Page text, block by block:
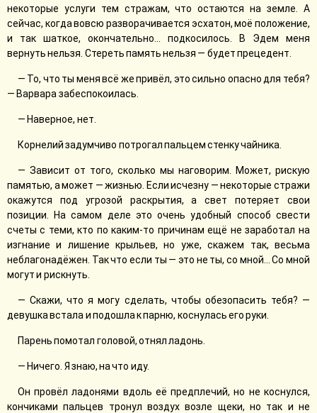
некоторые услуги тем стражам, что остаются на земле. А
сейчас, когда вовсю разворачивается эсхатон, моё положение,
и так шаткое, окончательно... подкосилось. В Эдем меня
вернуть нельзя. Стереть память нельзя — будет прецедент.
— То, что ты меня всё же привёл, это сильно опасно для тебя?
— Варвара забеспокоилась.
— Наверное, нет.
Корнелий задумчиво потрогал пальцем стенку чайника.
— Зависит от того, сколько мы наговорим. Может, рискую
памятью, а может — жизнью. Если исчезну — некоторые стражи
окажутся под угрозой раскрытия, а свет потеряет свои
позиции. На самом деле это очень удобный способ свести
счеты с теми, кто по каким-то причинам ещё не заработал на
изгнание и лишение крыльев, но уже, скажем так, весьма
неблагонадёжен. Так что если ты — это не ты, со мной... Со мной
могут и рискнуть.
— Скажи, что я могу сделать, чтобы обезопасить тебя? —
девушка встала и подошла к парню, коснулась его руки.
Парень помотал головой, отнял ладонь.
— Ничего. Я знаю, на что иду.
Он провёл ладонями вдоль её предплечий, но не коснулся,
кончиками пальцев тронул воздух возле щеки, но так и не